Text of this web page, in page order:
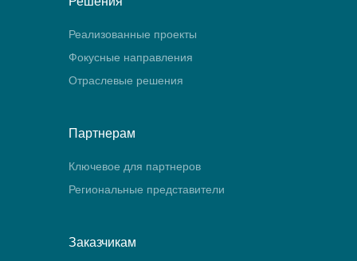
Реализованные проекты
Фокусные направления
Отраслевые решения
Партнерам
Ключевое для партнеров
Региональные представители
Заказчикам